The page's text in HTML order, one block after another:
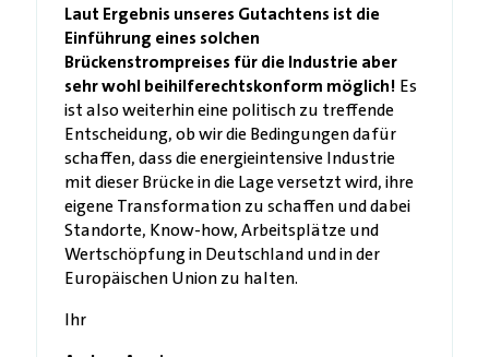
Laut Ergebnis unseres Gutachtens ist die
Einführung eines solchen
Brückenstrompreises für die Industrie aber
sehr wohl beihilferechtskonform möglich! Es
ist also weiterhin eine politisch zu treffende
Entscheidung, ob wir die Bedingungen dafür
schaffen, dass die energieintensive Industrie
mit dieser Brücke in die Lage versetzt wird, ihre
eigene Transformation zu schaffen und dabei
Standorte, Know-how, Arbeitsplätze und
Wertschöpfung in Deutschland und in der
Europäischen Union zu halten.
Ihr